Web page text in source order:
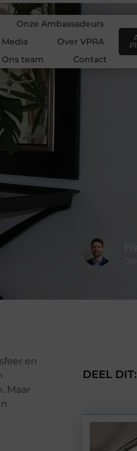
Onze Ambassadeurs
Over VPRA
Ons team
Contact
en
Maar
DEEL DIT: